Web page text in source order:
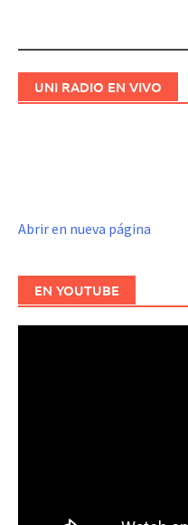
UNI RADIO EN VIVO
Abrir en nueva página
EN YOUTUBE